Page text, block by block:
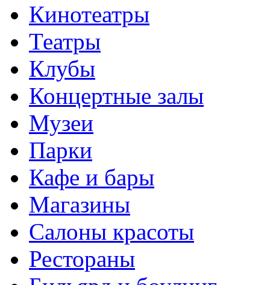
Кинотеатры
Театры
Клубы
Концертные залы
Музеи
Парки
Кафе и бары
Магазины
Салоны красоты
Рестораны